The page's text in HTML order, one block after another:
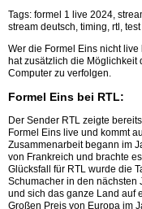
Tags: formel 1 live 2024,
stream deutsch, timing, rtl, test
Wer die Formel Eins nicht
hat zusätzlich die Möglichkeit
Computer zu verfolgen.
Formel Eins bei RTL:
Der Sender RTL zeigte
Formel Eins live und kommt
Zusammenarbeit begann im
von Frankreich und brachte
Glücksfall für RTL wurde die
Schumacher in den nächsten
und sich das ganze Land auf
Großen Preis von Europa im